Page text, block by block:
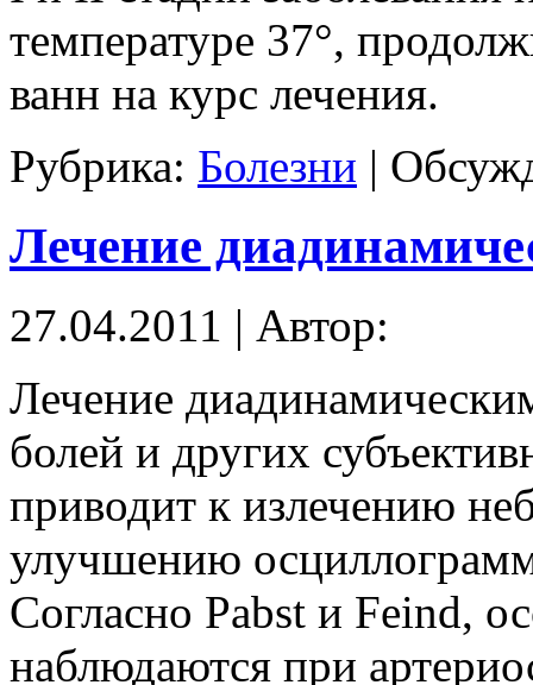
температуре 37°,
ванн на курс лечения.
Рубрика: Болезни |
Лечение
27.04.2011 | Автор:
Лечение
болей и других
приводит к излечению
улучшению
Согласно Pabst и Feind,
наблюдаются при